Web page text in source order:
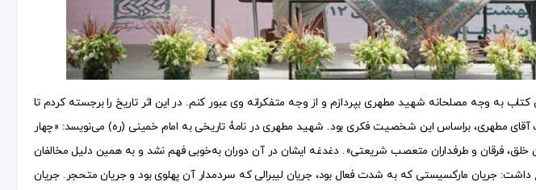
وجه مصلحانه شهید مطهری بپردازم و از وجه متفکرانه وی عبور کنم. در این اثر تاریخ را برجسته کردم تا
مطهری، بر‌اساس این شخصیت فکری بود. شهید مطهری در نامۀ تاریخی به امام خمینی (ره) می‌نویسد: «چهار
خلق، فرقان و طرفداران متعصب شریعتی». دغدغه ایشان در آن دوران به‌خوبی فهم نشد و به همین دلیل مخالفان
داشت. آرایش صحنه فکری در آن دوران ۳ ضلع داشت: جریان مارکسیستی که به شدت فعال بود، جریان لیبرالی که سردمدار آن پهلوی بود و جریان متحجر. جریان